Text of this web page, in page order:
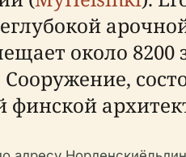
около
Сооружение,